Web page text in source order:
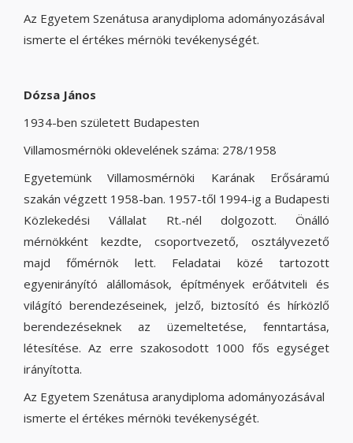
Az Egyetem Szenátusa aranydiploma adományozásával
ismerte el értékes mérnöki tevékenységét.
Dózsa János
1934-ben született Budapesten
Villamosmérnöki oklevelének száma: 278/1958
Egyetemünk Villamosmérnöki Karának Erősáramú
szakán végzett 1958-ban. 1957-től 1994-ig a Budapesti
Közlekedési Vállalat Rt.-nél dolgozott. Önálló
mérnökként kezdte, csoportvezető, osztályvezető
majd főmérnök lett. Feladatai közé tartozott
egyenirányító alállomások, építmények erőátviteli és
világító berendezéseinek, jelző, biztosító és hírközlő
berendezéseknek az üzemeltetése, fenntartása,
létesítése. Az erre szakosodott 1000 fős egységet
irányította.
Az Egyetem Szenátusa aranydiploma adományozásával
ismerte el értékes mérnöki tevékenységét.